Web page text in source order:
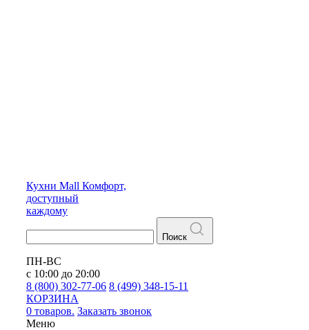
Кухни Mall Комфорт,
доступный
каждому
Поиск
ПН-ВС
с 10:00 до 20:00
8 (800) 302-77-06 8 (499) 348-15-11
КОРЗИНА
0 товаров. Заказать звонок
Меню